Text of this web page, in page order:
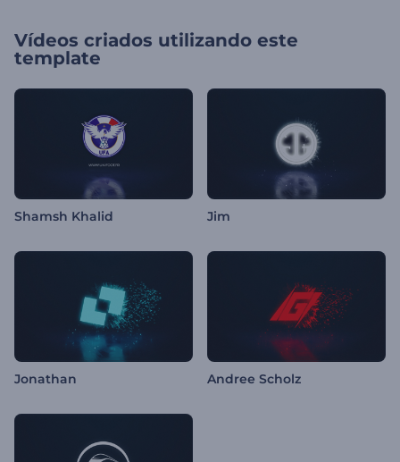
Vídeos criados utilizando este
template
Shamsh Khalid Jim
Jonathan Andree Scholz